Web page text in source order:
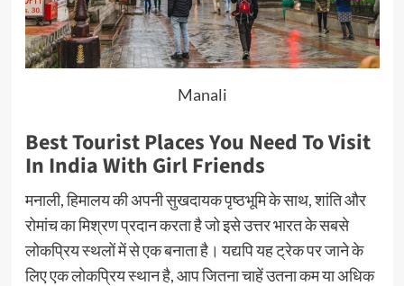
Manali
Best Tourist Places You Need To Visit
In India With Girl Friends
मनाली, हिमालय की अपनी सुखदायक पृष्ठभूमि के साथ, शांति और
रोमांच का मिश्रण प्रदान करता है जो इसे उत्तर भारत के सबसे
लोकप्रिय स्थलों में से एक बनाता है। यद्यपि यह ट्रेक पर जाने के
लिए एक लोकप्रिय स्थान है, आप जितना चाहें उतना कम या अधिक